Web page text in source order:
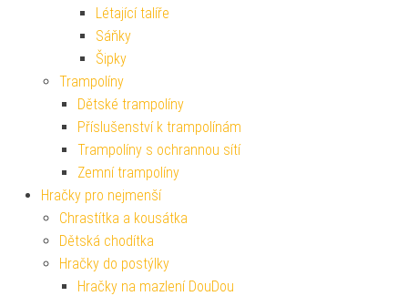
Létající talíře
Sáňky
Šipky
Trampolíny
Dětské trampolíny
Příslušenství k trampolínám
Trampolíny s ochrannou sítí
Zemní trampolíny
Hračky pro nejmenší
Chrastítka a kousátka
Dětská chodítka
Hračky do postýlky
Hračky na mazlení DouDou